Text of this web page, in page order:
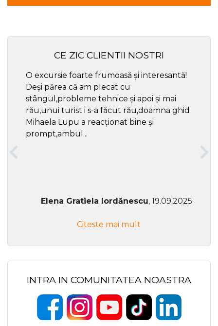
CE ZIC CLIENTII NOSTRI
O excursie foarte frumoasă și interesantă!
Deși părea că am plecat cu
stângul,probleme tehnice și apoi și mai
rău,unui turist i s-a făcut rău,doamna ghid
Mihaela Lupu a reacționat bine și
prompt,ambul...
Elena Gratiela Iordănescu, 19.09.2025
Citeste mai mult
INTRA IN COMUNITATEA NOASTRA